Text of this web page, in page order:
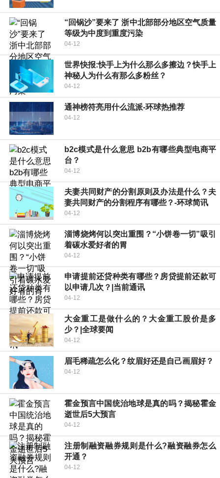
“回锅沙”要来了 浙中北部部分地区空气质量
等级为中度到重度污染
04-12
世界快报:快手上为什么那么多擦边？快手上
神秘人为什么有那么多粉丝？
04-12
通神榜符亮用什么流派-环球热推荐
04-12
b2c模式是什么意思 b2b有哪些典型电商平
台？
04-12
夫妻共同财产的分割原则及办法是什么？夫
妻共同财产的分割程序有哪些？-环球简讯
04-12
淄博烧烤何以突出重围？“小饼卷一切”吸引
着碳水爱好者的胃
04-12
申请提前还贷种类有哪些？房贷提前还款可
以申请几次？|当前通讯
04-12
大金重工是做什么的？大金重工股价是多
少？|全球要闻
04-12
眉毛稀疏怎么化？纹眉好还是自己画眉好？
04-12
霍金预言中国统治地球是真的吗？揭秘霍金
逝世后5大预言
04-12
注册制融资融券规则是什么?融资融券怎么
开通？
04-12